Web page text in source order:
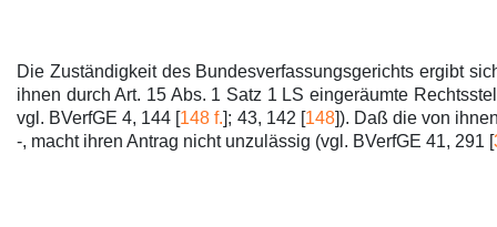
Die Zuständigkeit des Bundesverfassungsgerichts ergibt
ihnen durch Art. 15 Abs. 1 Satz 1 LS eingeräumte
vgl. BVerfGE 4, 144 [148 f.]; 43, 142 [148]). Daß die von
-, macht ihren Antrag nicht unzulässig (vgl. BVerfGE 41, 291 [